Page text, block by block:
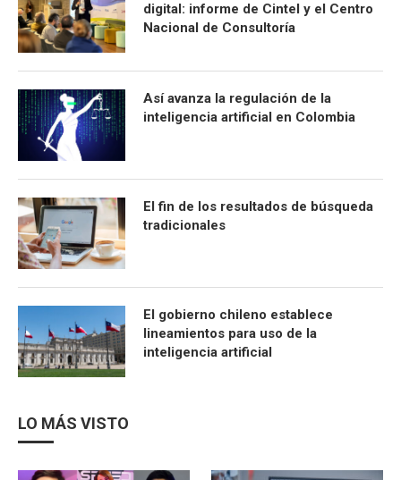
digital: informe de Cintel y el Centro
Nacional de Consultoría
Así avanza la regulación de la
inteligencia artificial en Colombia
El fin de los resultados de búsqueda
tradicionales
El gobierno chileno establece
lineamientos para uso de la
inteligencia artificial
LO MÁS VISTO